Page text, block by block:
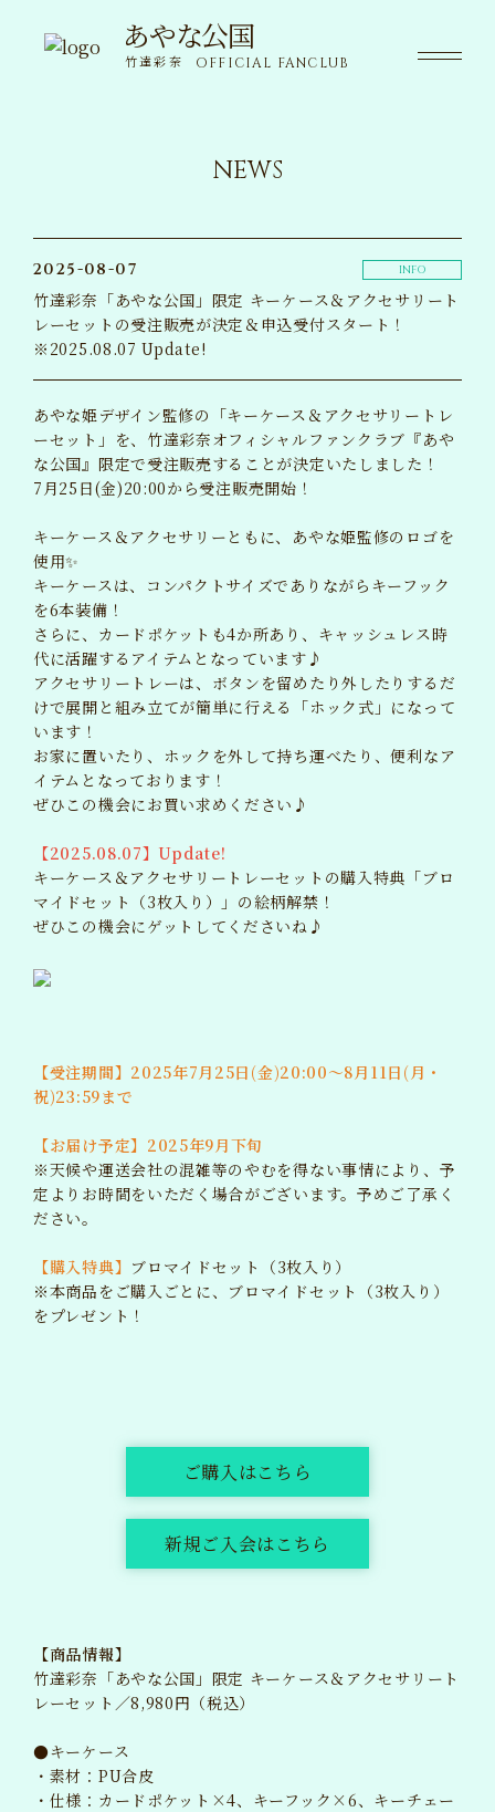
あやな公国
竹達彩奈 OFFICIAL FANCLUB
あやな公国
竹達彩奈 OFFICIAL FANCLUB
SPECIAL
MOVIE 動画
WALLPAPER 壁紙
BLOG ブログ
MAIL MAGAZINE
TICKET チケット
GOODS
NEWS
2025-08-07 INFO
竹達彩奈「あやな公国」限定 キーケース＆アクセサリート
レーセットの受注販売が決定＆申込受付スタート！
※2025.08.07 Update!
あやな姫デザイン監修の「キーケース＆アクセサリートレ
ーセット」を、竹達彩奈オフィシャルファンクラブ『あや
な公国』限定で受注販売することが決定いたしました！
7月25日(金)20:00から受注販売開始！
キーケース＆アクセサリーともに、あやな姫監修のロゴを
使用✨
キーケースは、コンパクトサイズでありながらキーフック
を6本装備！
さらに、カードポケットも4か所あり、キャッシュレス時
代に活躍するアイテムとなっています♪
アクセサリートレーは、ボタンを留めたり外したりするだ
けで展開と組み立てが簡単に行える「ホック式」になって
います！
お家に置いたり、ホックを外して持ち運べたり、便利なア
イテムとなっております！
ぜひこの機会にお買い求めください♪
【2025.08.07】Update!
キーケース＆アクセサリートレーセットの購入特典「ブロ
マイドセット（3枚入り）」の絵柄解禁！
ぜひこの機会にゲットしてくださいね♪
【受注期間】2025年7月25日(金)20:00～8月11日(月・
祝)23:59まで
【お届け予定】2025年9月下旬
※天候や運送会社の混雑等のやむを得ない事情により、予
定よりお時間をいただく場合がございます。予めご了承く
ださい。
【購入特典】 ブロマイドセット（3枚入り）
※本商品をご購入ごとに、ブロマイドセット（3枚入り）
をプレゼント！
ご購入はこちら
新規ご入会はこちら
【商品情報】
竹達彩奈「あやな公国」限定 キーケース＆アクセサリート
レーセット／8,980円（税込）
●キーケース
・素材：PU合皮
・仕様：カードポケット×4、キーフック×6、キーチェー